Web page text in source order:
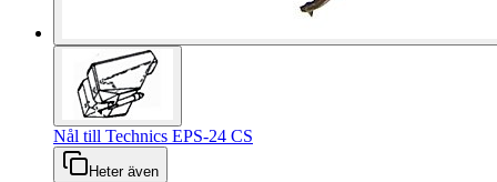
Nål till Technics EPS-24 CS
Heter även